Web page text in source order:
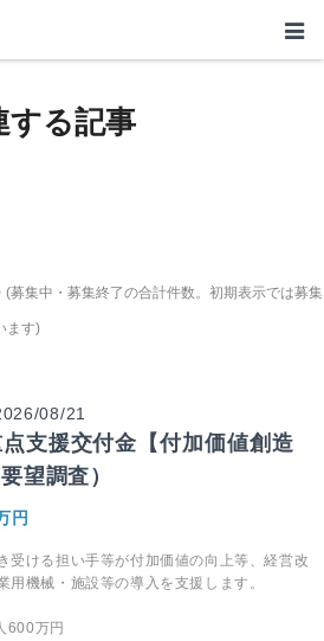
児島県に関連する記事
する記事
(募集中・募集終了の合計件数。初期表示では募集
ます)
08/21
支援交付金【付加価値創造
望調査）
円
受ける担い手等が付加価値の向上等、経営改
機械・施設等の導入を支援します。
600万円